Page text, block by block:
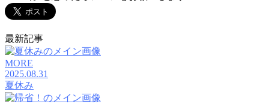
最新記事
MORE
2025.08.31
夏休み